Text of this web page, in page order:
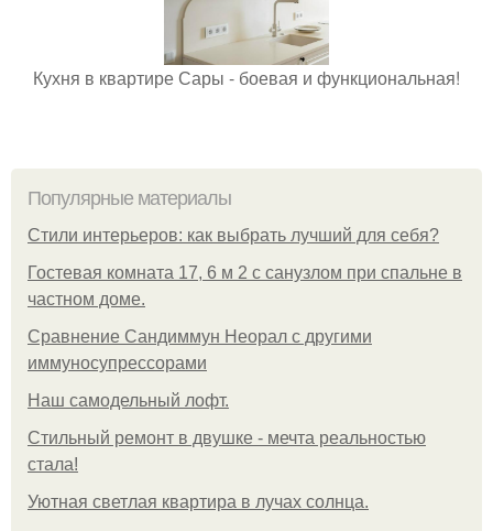
Кухня в квартире Сары - боевая и функциональная!
Популярные материалы
Стили интерьеров: как выбрать лучший для себя?
Гостевая комната 17, 6 м 2 с санузлом при спальне в
частном доме.
Сравнение Сандиммун Неорал с другими
иммуносупрессорами
Наш самодельный лофт.
Стильный ремонт в двушке - мечта реальностью
стала!
Уютная светлая квартира в лучах солнца.